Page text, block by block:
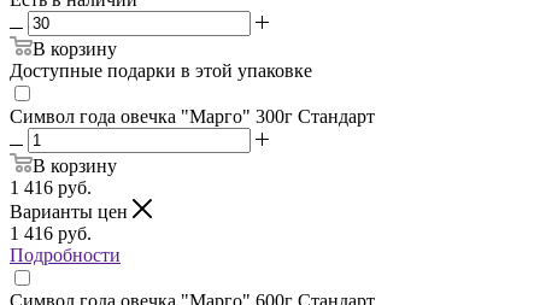
В корзину
Доступные подарки в этой упаковке
Символ года овечка "Марго" 300г Стандарт
В корзину
1 416 руб.
Варианты цен
1 416 руб.
Подробности
Символ года овечка "Марго" 600г Стандарт